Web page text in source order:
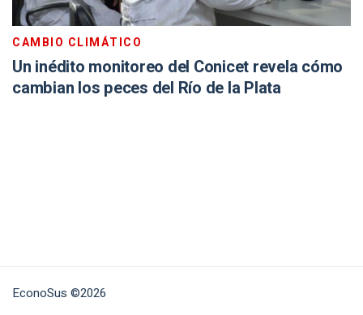
CAMBIO CLIMÁTICO
Un inédito monitoreo del Conicet revela cómo
cambian los peces del Río de la Plata
EconoSus ©2026